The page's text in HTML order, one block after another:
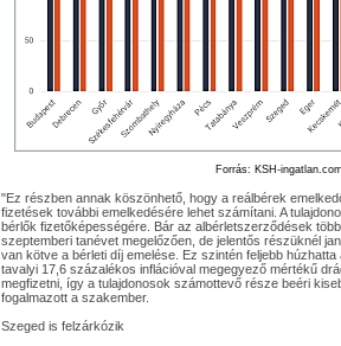
Forrás: KSH-ingatlan.com
"Ez részben annak köszönhető, hogy a reálbérek
fizetések további emelkedésére lehet számítani. A
bérlők fizetőképességére. Bár az albérletszerződések
szeptemberi tanévet megelőzően, de jelentős részüknél
van kötve a bérleti díj emelése. Ez szintén feljebb
tavalyi 17,6 százalékos inflációval megegyező mértékű
megfizetni, így a tulajdonosok számottevő része beéri
fogalmazott a szakember.
Szeged is felzárkózik